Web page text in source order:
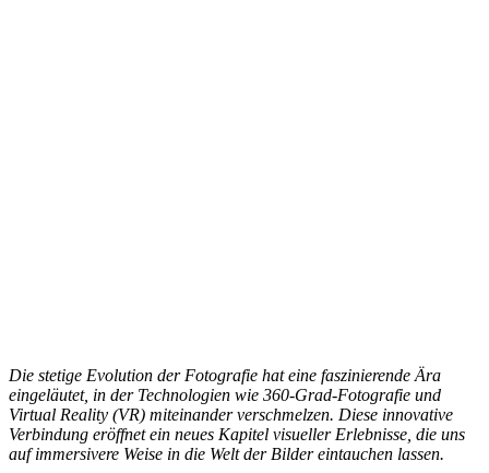
Die stetige Evolution der Fotografie hat eine faszinierende Ära
eingeläutet, in der Technologien wie 360-Grad-Fotografie und
Virtual Reality (VR) miteinander verschmelzen. Diese innovative
Verbindung eröffnet ein neues Kapitel visueller Erlebnisse, die uns
auf immersivere Weise in die Welt der Bilder eintauchen lassen.